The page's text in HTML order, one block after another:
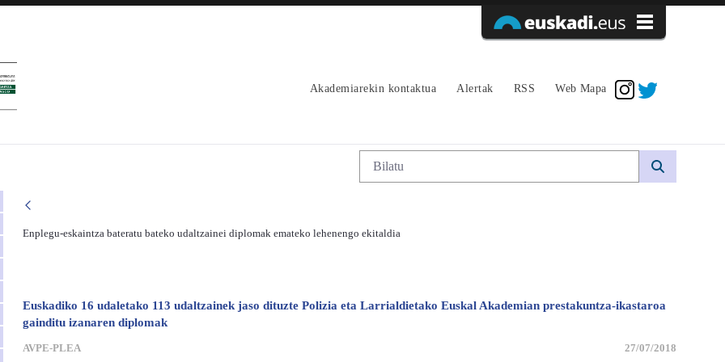
Akademiarekin kontaktua Alertak RSS Web Mapa
Bilaketa
Enplegu-eskaintza bateratu bateko udaltzainei diplomak emateko lehenengo ekitaldia
Euskadiko 16 udaletako 113 udaltzainek jaso dituzte Polizia eta Larrialdietako Euskal Akademian prestakuntza-ikastaroa
gainditu izanaren diplomak
AVPE-PLEA
27/07/2018